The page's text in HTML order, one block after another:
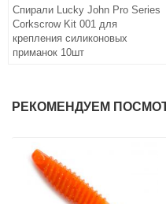
Спирали Lucky John Pro Series
Corkscrow Kit 001 для
крепления силиконовых
приманок 10шт
РЕКОМЕНДУЕМ